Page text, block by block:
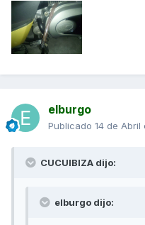
elburgo
Publicado 14 de Abril
CUCUIBIZA dijo:
elburgo dijo: